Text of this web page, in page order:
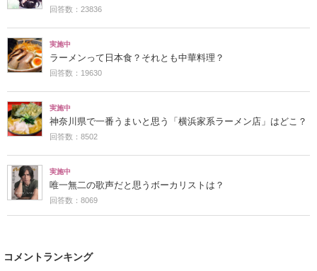
回答数：23836
実施中
ラーメンって日本食？それとも中華料理？
回答数：19630
実施中
神奈川県で一番うまいと思う「横浜家系ラーメン店」はどこ？
回答数：8502
実施中
唯一無二の歌声だと思うボーカリストは？
回答数：8069
コメントランキング